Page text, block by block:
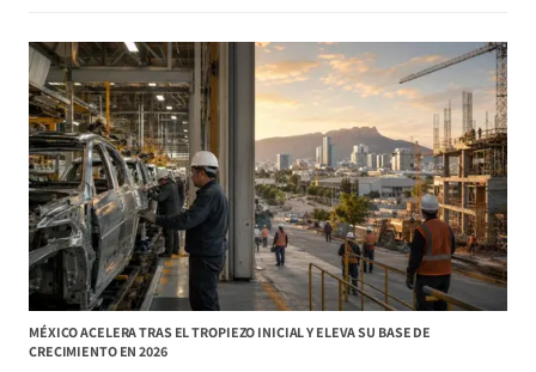
MÉXICO ACELERA TRAS EL TROPIEZO INICIAL Y ELEVA SU BASE DE
CRECIMIENTO EN 2026